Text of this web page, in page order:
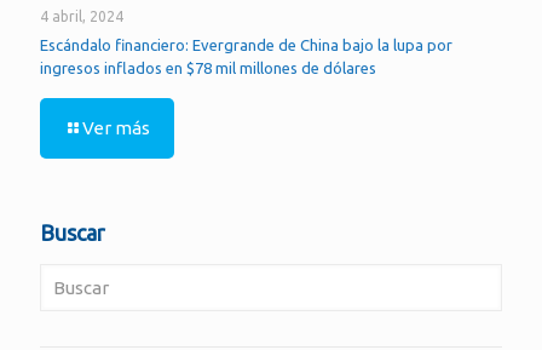
4 abril, 2024
Escándalo financiero: Evergrande de China bajo la lupa por
ingresos inflados en $78 mil millones de dólares
Ver más
Buscar